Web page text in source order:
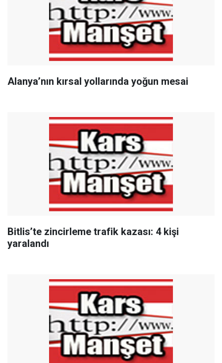
Alanya’nın kırsal yollarında yoğun mesai
Bitlis’te zincirleme trafik kazası: 4 kişi
yaralandı